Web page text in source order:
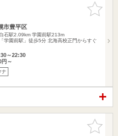
お気に入
りに追加
市豊平区
石駅2.09km 学園前駅213m
学園前駅」徒歩5分 北海高校正門からすぐ
～22:30
円～
ナ
お気に入
りに追加